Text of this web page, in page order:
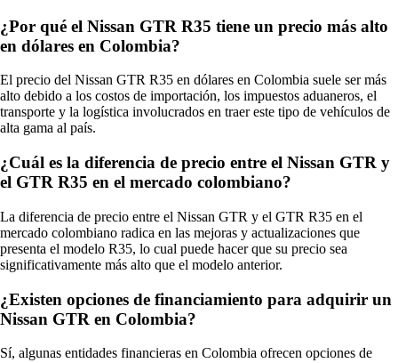
¿Por qué el Nissan GTR R35 tiene un precio más alto
en dólares en Colombia?
El precio del Nissan GTR R35 en dólares en Colombia suele ser más
alto debido a los costos de importación, los impuestos aduaneros, el
transporte y la logística involucrados en traer este tipo de vehículos de
alta gama al país.
¿Cuál es la diferencia de precio entre el Nissan GTR y
el GTR R35 en el mercado colombiano?
La diferencia de precio entre el Nissan GTR y el GTR R35 en el
mercado colombiano radica en las mejoras y actualizaciones que
presenta el modelo R35, lo cual puede hacer que su precio sea
significativamente más alto que el modelo anterior.
¿Existen opciones de financiamiento para adquirir un
Nissan GTR en Colombia?
Sí, algunas entidades financieras en Colombia ofrecen opciones de